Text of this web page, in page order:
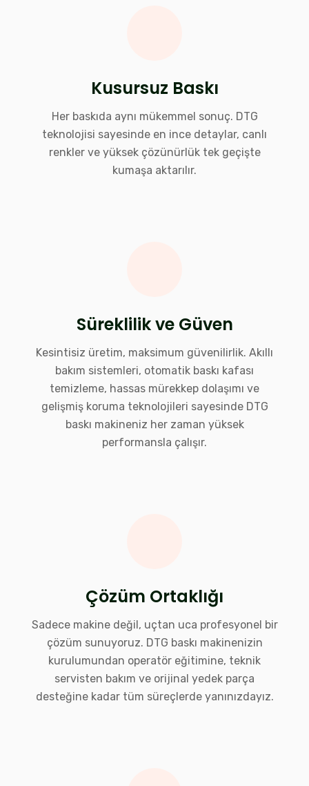
Kusursuz Baskı
Her baskıda aynı mükemmel sonuç. DTG
teknolojisi sayesinde en ince detaylar, canlı
renkler ve yüksek çözünürlük tek geçişte
kumaşa aktarılır.
Süreklilik ve Güven
Kesintisiz üretim, maksimum güvenilirlik. Akıllı
bakım sistemleri, otomatik baskı kafası
temizleme, hassas mürekkep dolaşımı ve
gelişmiş koruma teknolojileri sayesinde DTG
baskı makineniz her zaman yüksek
performansla çalışır.
Çözüm Ortaklığı
Sadece makine değil, uçtan uca profesyonel bir
çözüm sunuyoruz. DTG baskı makinenizin
kurulumundan operatör eğitimine, teknik
servisten bakım ve orijinal yedek parça
desteğine kadar tüm süreçlerde yanınızdayız.